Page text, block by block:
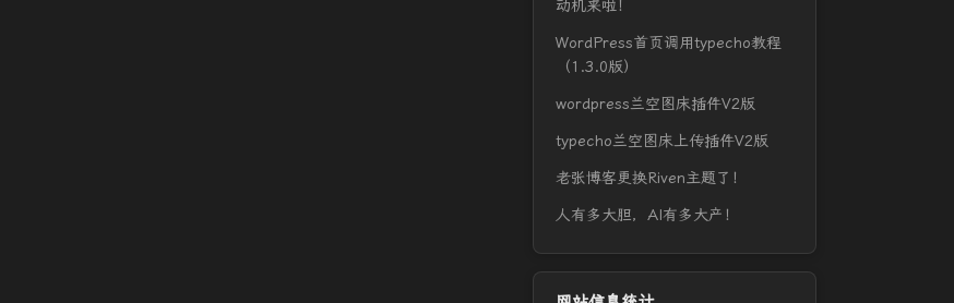
动机来啦！
WordPress首页调用typecho教程
（1.3.0版）
wordpress兰空图床插件V2版
typecho兰空图床上传插件V2版
老张博客更换Riven主题了！
人有多大胆，AI有多大产！